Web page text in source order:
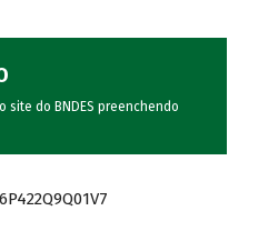
site do BNDES preenchendo